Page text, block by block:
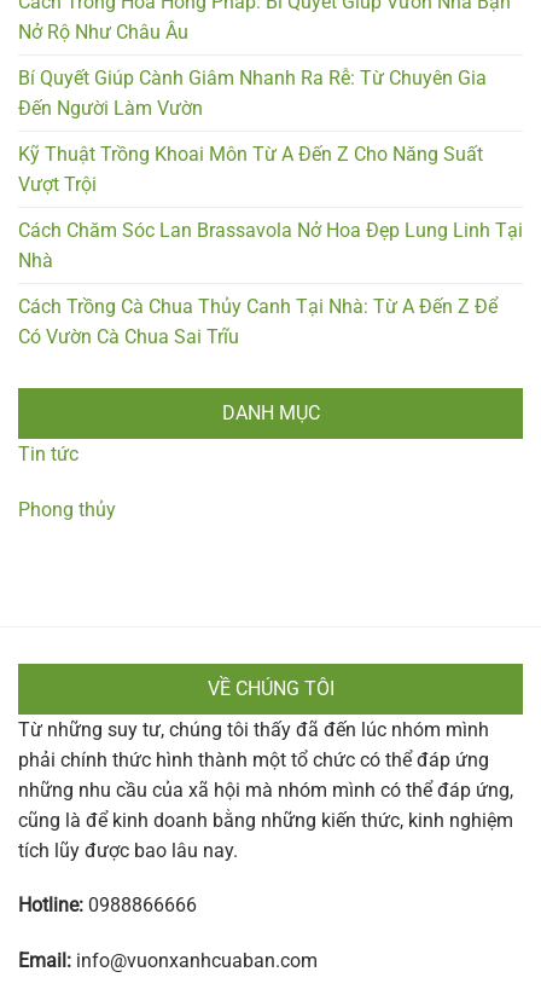
Nở Rộ Như Châu Âu
Bí Quyết Giúp Cành Giâm Nhanh Ra Rễ: Từ Chuyên Gia
Đến Người Làm Vườn
Kỹ Thuật Trồng Khoai Môn Từ A Đến Z Cho Năng Suất
Vượt Trội
Cách Chăm Sóc Lan Brassavola Nở Hoa Đẹp Lung Linh Tại
Nhà
Cách Trồng Cà Chua Thủy Canh Tại Nhà: Từ A Đến Z Để
Có Vườn Cà Chua Sai Trĩu
DANH MỤC
Tin tức
Phong thủy
VỀ CHÚNG TÔI
Từ những suy tư, chúng tôi thấy đã đến lúc nhóm mình
phải chính thức hình thành một tổ chức có thể đáp ứng
những nhu cầu của xã hội mà nhóm mình có thể đáp ứng,
cũng là để kinh doanh bằng những kiến thức, kinh nghiệm
tích lũy được bao lâu nay.
Hotline: 0988866666
Email: info@vuonxanhcuaban.com